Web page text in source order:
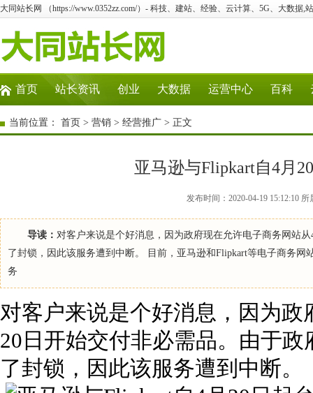
大同站长网 （https://www.0352zz.com/）- 科技、建站、经验、云计算、5G、大数据,
首页 站长资讯 创业 大数据 运营中心 百科
当前位置： 首页 > 营销 > 经营推广 > 正文
亚马逊与Flipkart自4月
发布时间：2020-04-19 15:12:10
导读： 对客户来说是个好消息，因为政府现在允许电子商务网站
了封锁，因此该服务遭到中断。 目前，亚马逊和Flipkart等电子商务
务
对客户来说是个好消息，因为
20日开始交付非必需品。由于
了封锁，因此该服务遭到中断。